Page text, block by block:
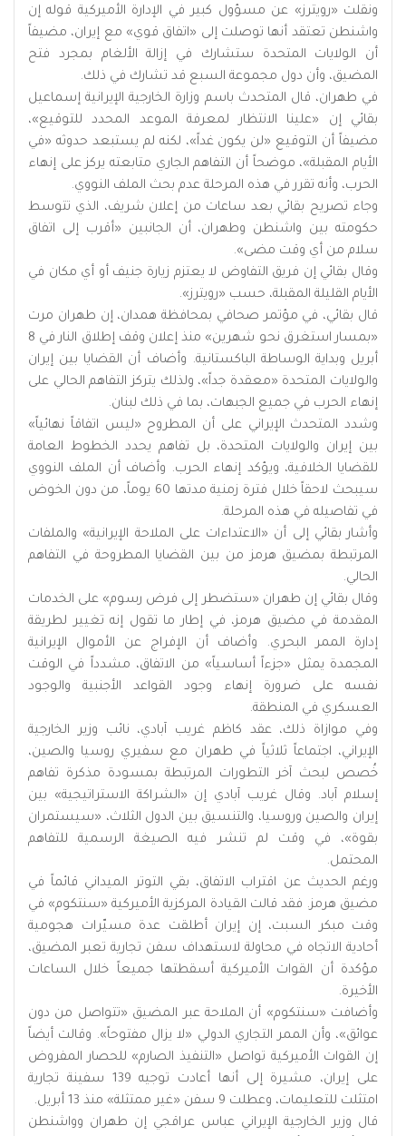
ونقلت «رويترز» عن مسؤول كبير في الإدارة الأميركية قوله إن
واشنطن تعتقد أنها توصلت إلى «اتفاق قوي» مع إيران، مضيفاً
أن الولايات المتحدة ستشارك في إزالة الألغام بمجرد فتح
المضيق، وأن دول مجموعة السبع قد تشارك في ذلك.
في طهران، قال المتحدث باسم وزارة الخارجية الإيرانية إسماعيل
بقائي إن «علينا الانتظار لمعرفة الموعد المحدد للتوقيع»،
مضيفاً أن التوقيع «لن يكون غداً»، لكنه لم يستبعد حدوثه «في
الأيام المقبلة»، موضحاً أن التفاهم الجاري متابعته يركز على إنهاء
الحرب، وأنه تقرر في هذه المرحلة عدم بحث الملف النووي.
وجاء تصريح بقائي بعد ساعات من إعلان شريف، الذي تتوسط
حكومته بين واشنطن وطهران، أن الجانبين «أقرب إلى اتفاق
سلام من أي وقت مضى».
وقال بقائي إن فريق التفاوض لا يعتزم زيارة جنيف أو ‌أي ‌مكان في
الأيام القليلة المقبلة، حسب «رويترز».
قال بقائي، في مؤتمر صحافي بمحافظة همدان، إن طهران مرت
«بمسار استغرق نحو شهرين» منذ إعلان وقف إطلاق النار في 8
أبريل وبداية الوساطة الباكستانية. وأضاف أن القضايا بين إيران
والولايات المتحدة «معقدة جداً»، ولذلك يتركز التفاهم الحالي على
إنهاء الحرب في جميع الجبهات، بما في ذلك لبنان.
وشدد المتحدث الإيراني على أن المطروح «ليس اتفاقاً نهائياً»
بين إيران والولايات المتحدة، بل تفاهم يحدد الخطوط العامة
للقضايا الخلافية، ويؤكد إنهاء الحرب. وأضاف أن الملف النووي
سيبحث لاحقاً خلال فترة زمنية مدتها 60 يوماً، من دون الخوض
في تفاصيله في هذه المرحلة.
وأشار بقائي إلى أن «الاعتداءات على الملاحة الإيرانية» والملفات
المرتبطة بمضيق هرمز من بين القضايا المطروحة في التفاهم
الحالي.
وقال بقائي إن طهران «ستضطر إلى فرض رسوم» على الخدمات
المقدمة في مضيق هرمز، في إطار ما تقول إنه تغيير لطريقة
إدارة الممر البحري. وأضاف أن الإفراج عن الأموال الإيرانية
المجمدة يمثل «جزءاً أساسياً» من الاتفاق، مشدداً في الوقت
نفسه على ضرورة إنهاء وجود القواعد الأجنبية والوجود
العسكري في المنطقة.
وفي موازاة ذلك، عقد كاظم غريب آبادي، نائب وزير الخارجية
الإيراني، اجتماعاً ثلاثياً في طهران مع سفيري روسيا والصين،
خُصص لبحث آخر التطورات المرتبطة بمسودة مذكرة تفاهم
إسلام آباد. وقال غريب آبادي إن «الشراكة الاستراتيجية» بين
إيران والصين وروسيا، والتنسيق بين الدول الثلاث، «سيستمران
بقوة»، في وقت لم تنشر فيه الصيغة الرسمية للتفاهم
المحتمل.
ورغم الحديث عن اقتراب الاتفاق، بقي التوتر الميداني قائماً في
مضيق هرمز. فقد قالت القيادة المركزية الأميركية «سنتكوم» في
وقت مبكر السبت، إن إيران أطلقت عدة مسيّرات هجومية
أحادية الاتجاه في محاولة لاستهداف سفن تجارية تعبر المضيق،
مؤكدة أن القوات الأميركية أسقطتها جميعاً خلال الساعات
الأخيرة.
وأضافت «سنتكوم» أن الملاحة عبر المضيق «تتواصل من دون
عوائق»، وأن الممر التجاري الدولي «لا يزال مفتوحاً». وقالت أيضاً
إن القوات الأميركية تواصل «التنفيذ الصارم» للحصار المفروض
على إيران، مشيرة إلى أنها أعادت توجيه 139 سفينة تجارية
امتثلت للتعليمات، وعطلت 9 سفن «غير ممتثلة» منذ 13 أبريل.
قال وزير الخارجية الإيراني عباس عراقجي إن طهران وواشنطن